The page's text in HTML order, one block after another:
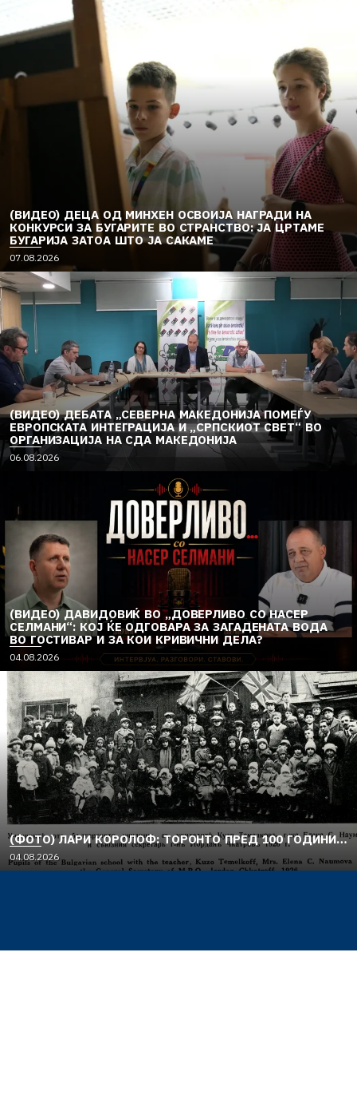
(ВИДЕО) ДЕЦА ОД МИНХЕН ОСВОИЈА НАГРАДИ НА
КОНКУРСИ ЗА БУГАРИТЕ ВО СТРАНСТВО: ЈА ЦРТАМЕ
БУГАРИЈА ЗАТОА ШТО ЈА САКАМЕ
07.08.2026
(ВИДЕО) ДЕБАТА „СЕВЕРНА МАКЕДОНИЈА ПОМЕЃУ
ЕВРОПСКАТА ИНТЕГРАЦИЈА И „СРПСКИОТ СВЕТ“ ВО
ОРГАНИЗАЦИЈА НА СДА МАКЕДОНИЈА
06.08.2026
(ВИДЕО) ДАВИДОВИЌ ВО „ДОВЕРЛИВО СО НАСЕР
СЕЛМАНИ“: КОЈ ЌЕ ОДГОВАРА ЗА ЗАГАДЕНАТА ВОДА
ВО ГОСТИВАР И ЗА КОИ КРИВИЧНИ ДЕЛА?
04.08.2026
(ФОТО) ЛАРИ КОРОЛОФ: ТОРОНТО ПРЕД 100 ГОДИНИ…
04.08.2026